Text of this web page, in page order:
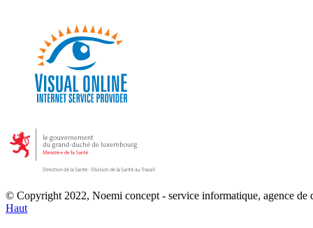
© Copyright 2022, Noemi concept - service informatique, agence
Haut